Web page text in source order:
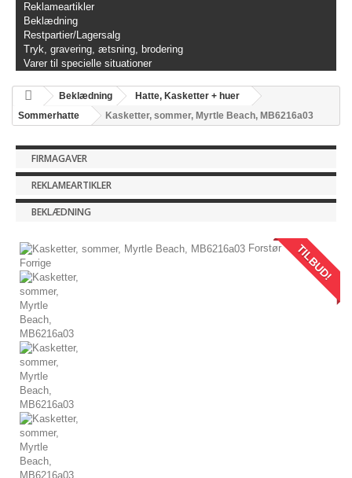
Reklameartikler
Beklædning
Restpartier/Lagersalg
Tryk, gravering, ætsning, brodering
Varer til specielle situationer
Beklædning
Hatte, Kasketter + huer
Sommerhatte
Kasketter, sommer, Myrtle Beach, MB6216a03
FIRMAGAVER
REKLAMEARTIKLER
BEKLÆDNING
TILBUD!
Forstør
Forrige